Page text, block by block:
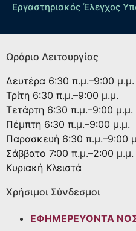
Εργαστηριακός Έλεγχος
Ωράριο Λειτουργίας
Δευτέρα 6:30 π.μ.–9:00 μ.μ.
Τρίτη 6:30 π.μ.–9:00 μ.μ.
Τετάρτη 6:30 π.μ.–9:00 μ.μ.
Πέμπτη 6:30 π.μ.–9:00 μ.μ.
Παρασκευή 6:30 π.μ.–9:00
Σάββατο 7:00 π.μ.–2:00 μ.μ.
Κυριακή Κλειστά
Χρήσιμοι Σύνδεσμοι
ΕΦΗΜΕΡΕΥΟΝΤΑ